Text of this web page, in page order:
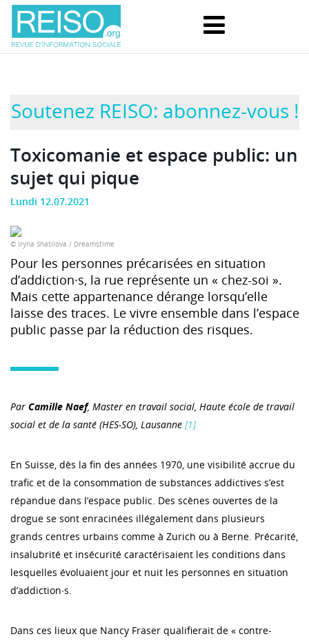
Soutenez REISO: abonnez-vous !
Toxicomanie et espace public: un
sujet qui pique
Lundi 12.07.2021
© Iryna Shatilova / Dreamstime
Pour les personnes précarisées en situation
d’addiction∙s, la rue représente un « chez‑soi ».
Mais cette appartenance dérange lorsqu’elle
laisse des traces. Le vivre ensemble dans l’espace
public passe par la réduction des risques.
Par Camille Naef, Master en travail social, Haute école de travail
social et de la santé (HES-SO), Lausanne [1]
En Suisse, dès la fin des années 1970, une visibilité accrue du
trafic et de la consommation de substances addictives s’est
répandue dans l’espace public. Des scènes ouvertes de la
drogue se sont enracinées illégalement dans plusieurs
grands centres urbains comme à Zurich ou à Berne. Précarité,
insalubrité et insécurité caractérisaient les conditions dans
lesquelles évoluaient jour et nuit les personnes en situation
d’addiction∙s.
Dans ces lieux que Nancy Fraser qualifierait de « contre-